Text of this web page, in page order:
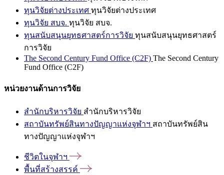
ทุนวิจัยต่างประเทศ ทุนวิจัยต่างประเทศ
ทุนวิจัย สบจ. ทุนวิจัย สบจ.
ทุนสนับสนุนยุทธศาสตร์การวิจัย ทุนสนับสนุนยุทธศาสตร์
การวิจัย
The Second Century Fund Office (C2F) The Second Century
Fund Office (C2F)
หน่วยงานด้านการวิจัย
สำนักบริหารวิจัย สำนักบริหารวิจัย
สถาบันทรัพย์สินทางปัญญาแห่งจุฬาฯ สถาบันทรัพย์สิน
ทางปัญญาแห่งจุฬาฯ
ชีวิตในจุฬาฯ
พื้นที่สร้างสรรค์